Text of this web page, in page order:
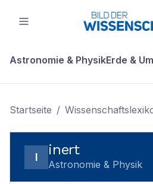
Astronomie & PhysikErde &
Startseite /
I inert
Astronomie & Physik